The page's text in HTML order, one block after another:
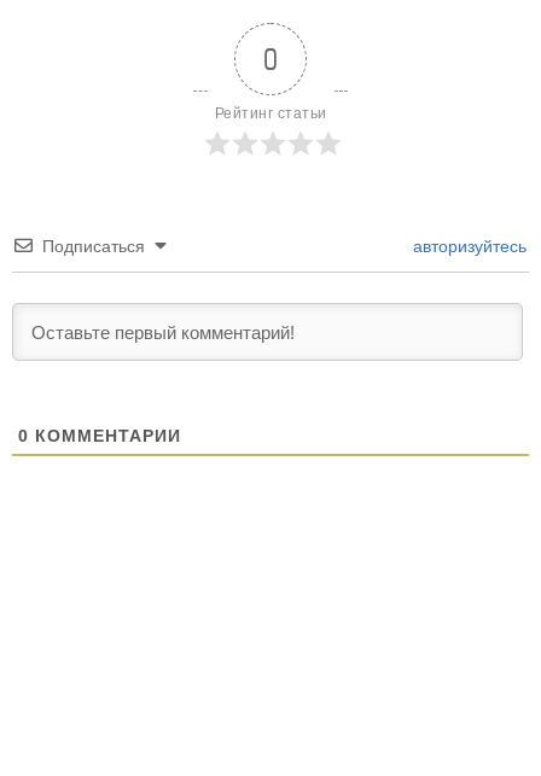
0
Рейтинг статьи
Подписаться авторизуйтесь
0 КОММЕНТАРИИ